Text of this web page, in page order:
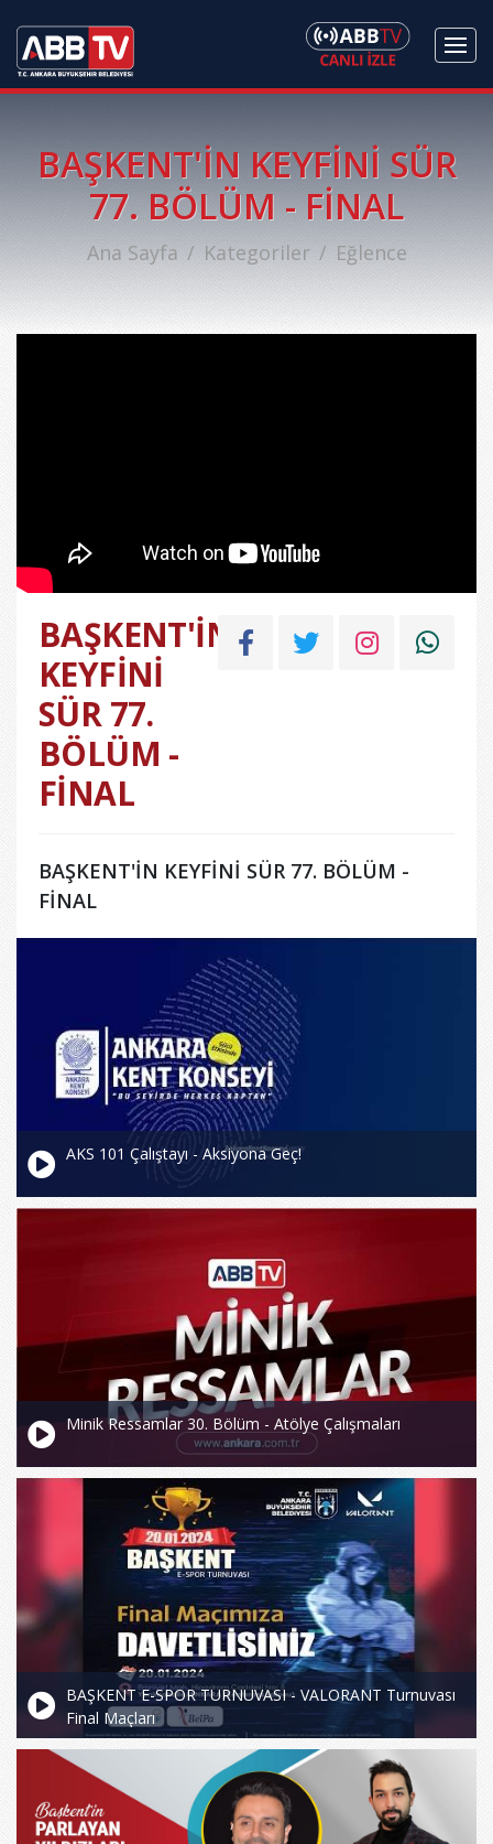
BAŞKENT'İN KEYFİNİ SÜR
77. BÖLÜM - FİNAL
Ana Sayfa Kategoriler Eğlence
BAŞKENT'İN
KEYFİNİ
SÜR 77.
BÖLÜM -
FİNAL
BAŞKENT'İN KEYFİNİ SÜR 77. BÖLÜM -
FİNAL
AKS 101 Çalıştayı - Aksiyona Geç!
Minik Ressamlar 30. Bölüm - Atölye Çalışmaları
BAŞKENT E-SPOR TURNUVASI - VALORANT Turnuvası
Final Maçları